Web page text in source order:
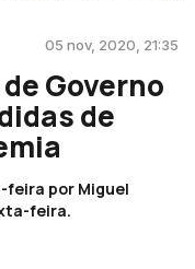
05 nov, 2020, 21:35
Governo
de
feira por Miguel
feira.